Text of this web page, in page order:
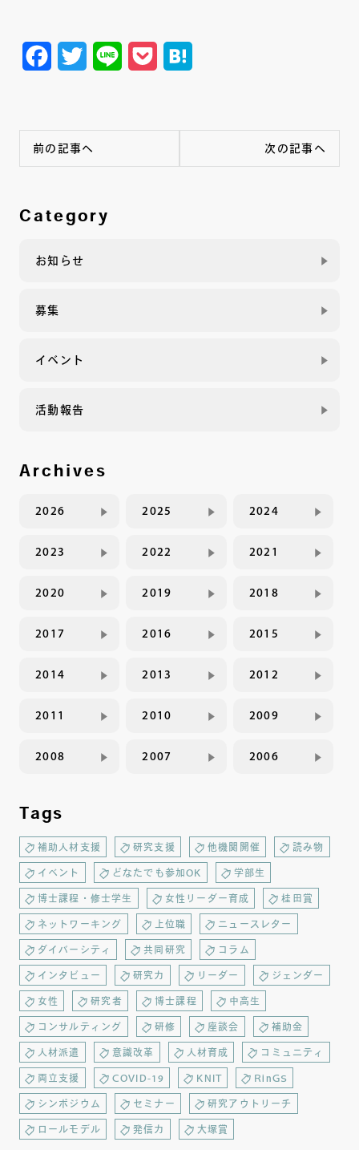
Facebook
TwitterLine Pocket
前の記事へ 次の記事へ
Category
お知らせ
募集
イベント
活動報告
Archives
2026 2025 2024
2023 2022 2021
2020 2019 2018
2017 2016 2015
2014 2013 2012
2011 2010 2009
2008 2007 2006
Tags
補助人材支援 研究支援 他機関開催 読み物
イベント どなたでも参加OK 学部生
博士課程・修士学生 女性リーダー育成 桂田賞
ネットワーキング 上位職 ニュースレター
ダイバーシティ 共同研究 コラム
インタビュー 研究力 リーダー ジェンダー
女性 研究者 博士課程 中高生
コンサルティング 研修 座談会 補助金
人材派遣 意識改革 人材育成 コミュニティ
両立支援 COVID-19 KNIT RinGS
シンポジウム セミナー 研究アウトリーチ
ロールモデル 発信力 大塚賞